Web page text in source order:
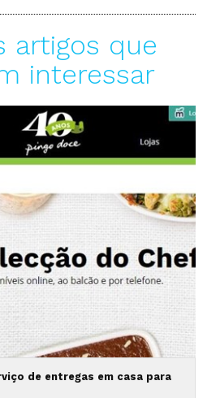
artigos que
interessar
de entregas em casa para